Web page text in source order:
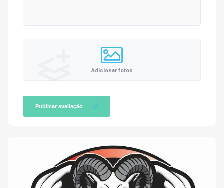
Adicionar fotos
Publicar avaliação